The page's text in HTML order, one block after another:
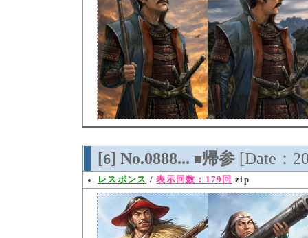
[6] No.0888... ■帰参 [Date：
レスポンス /表示回数：179回 zip